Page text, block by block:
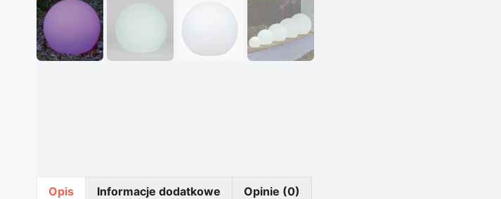
Opis Informacje dodatkowe Opinie (0)